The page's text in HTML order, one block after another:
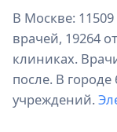
В Москве:
врачей, 19264
клиниках.
после. В
учреждений.